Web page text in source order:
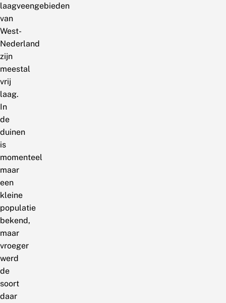
laagveengebieden
van
West-
Nederland
zijn
meestal
vrij
laag.
In
de
duinen
is
momenteel
maar
een
kleine
populatie
bekend,
maar
vroeger
werd
de
soort
daar